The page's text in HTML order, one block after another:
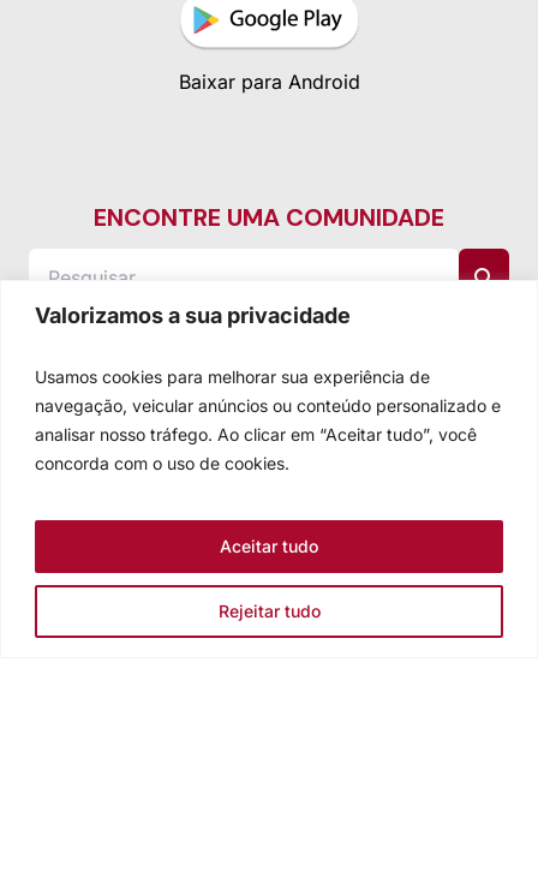
Valorizamos a sua privacidade
Usamos cookies para melhorar sua experiência de
navegação, veicular anúncios ou conteúdo personalizado e
analisar nosso tráfego. Ao clicar em “Aceitar tudo”, você
concorda com o uso de cookies.
Rejeitar tudo
Aceitar tudo
Baixar para Android
ENCONTRE UMA COMUNIDADE